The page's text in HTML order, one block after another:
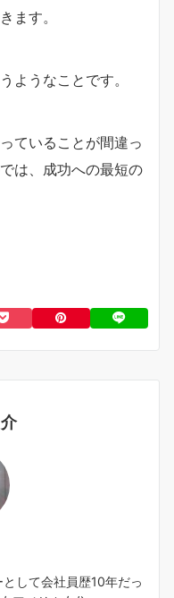
ます。
ようなことです。
ていることが間違っ
は、成功への最短の
して会社員歴10年だっ